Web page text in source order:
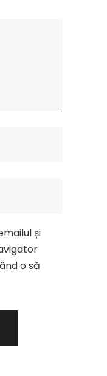
și
o să